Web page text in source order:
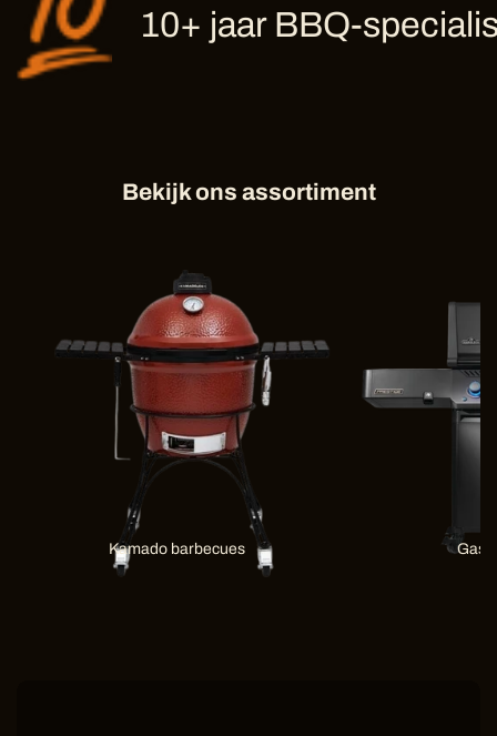
10+ jaar BBQ-
Bekijk ons assortiment
Kamado barbecues Gas